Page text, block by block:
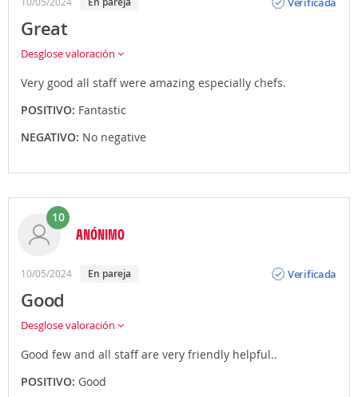
Great
Desglose valoración
Very good all staff were amazing especially chefs.
POSITIVO: Fantastic
NEGATIVO: No negative
10
ANÓNIMO
10/05/2024 En pareja
Verificada
Good
Desglose valoración
Good few and all staff are very friendly helpful..
POSITIVO: Good